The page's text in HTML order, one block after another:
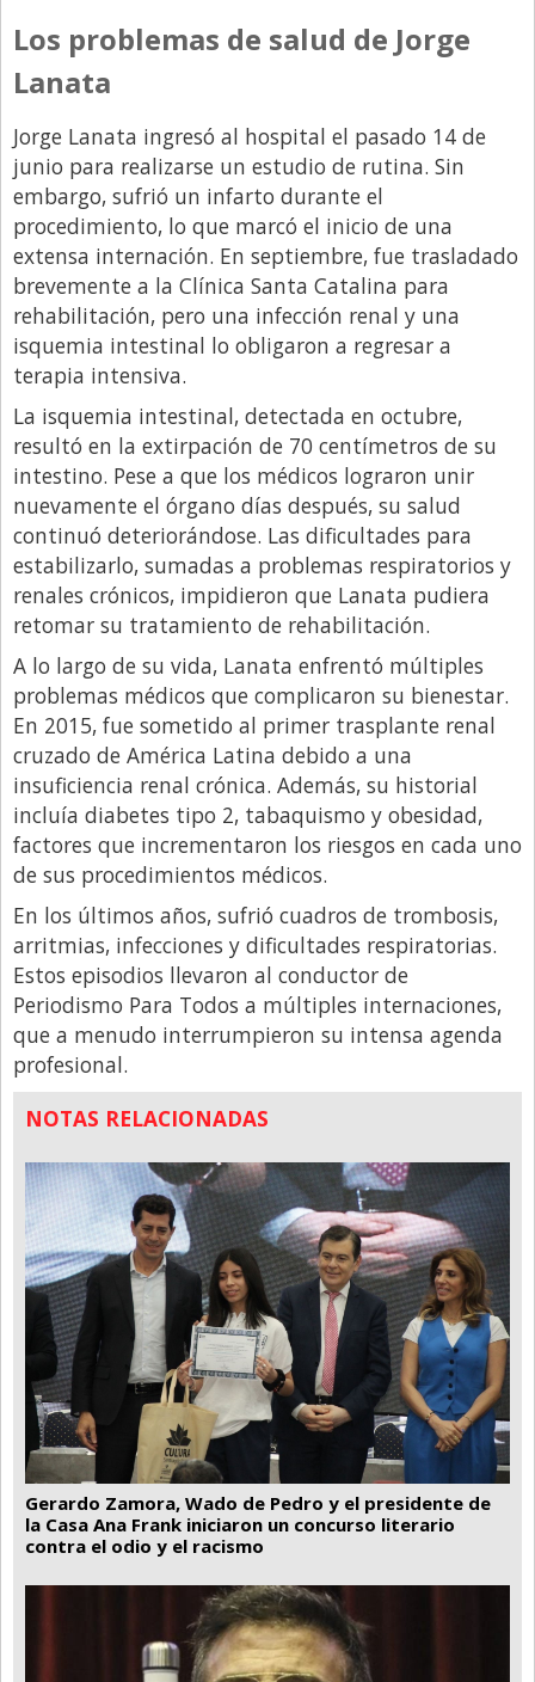
Los problemas de salud de Jorge
Lanata
Jorge Lanata ingresó al hospital el pasado 14 de
junio para realizarse un estudio de rutina. Sin
embargo, sufrió un infarto durante el
procedimiento, lo que marcó el inicio de una
extensa internación. En septiembre, fue trasladado
brevemente a la Clínica Santa Catalina para
rehabilitación, pero una infección renal y una
isquemia intestinal lo obligaron a regresar a
terapia intensiva.
La isquemia intestinal, detectada en octubre,
resultó en la extirpación de 70 centímetros de su
intestino. Pese a que los médicos lograron unir
nuevamente el órgano días después, su salud
continuó deteriorándose. Las dificultades para
estabilizarlo, sumadas a problemas respiratorios y
renales crónicos, impidieron que Lanata pudiera
retomar su tratamiento de rehabilitación.
A lo largo de su vida, Lanata enfrentó múltiples
problemas médicos que complicaron su bienestar.
En 2015, fue sometido al primer trasplante renal
cruzado de América Latina debido a una
insuficiencia renal crónica. Además, su historial
incluía diabetes tipo 2, tabaquismo y obesidad,
factores que incrementaron los riesgos en cada uno
de sus procedimientos médicos.
En los últimos años, sufrió cuadros de trombosis,
arritmias, infecciones y dificultades respiratorias.
Estos episodios llevaron al conductor de
Periodismo Para Todos a múltiples internaciones,
que a menudo interrumpieron su intensa agenda
profesional.
NOTAS RELACIONADAS
Gerardo Zamora, Wado de Pedro y el presidente de
la Casa Ana Frank iniciaron un concurso literario
contra el odio y el racismo